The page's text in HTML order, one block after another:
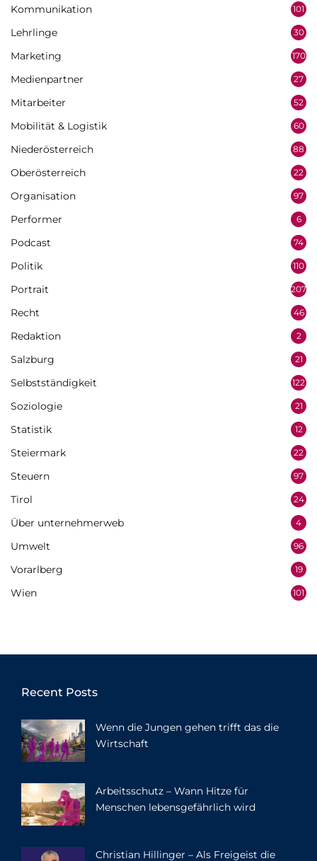
Kommunikation 101
Lehrlinge 30
Marketing 170
Medienpartner 27
Mitarbeiter 52
Mobilität & Logistik 60
Niederösterreich 88
Oberösterreich 22
Organisation 97
Performer 6
Podcast 74
Politik 110
Portrait 207
Recht 46
Redaktion 2
Salzburg 21
Selbstständigkeit 122
Soziologie 21
Statistik 12
Steiermark 22
Steuern 97
Tirol 24
Über unternehmerweb 4
Umwelt 96
Vorarlberg 19
Wien 101
Recent Posts
Wenn die Jungen gehen trifft das die
Wirtschaft
Arbeitsschutz – Wann Hitze für
Menschen lebensgefährlich wird
Christian Hillinger – Als Freigeist die